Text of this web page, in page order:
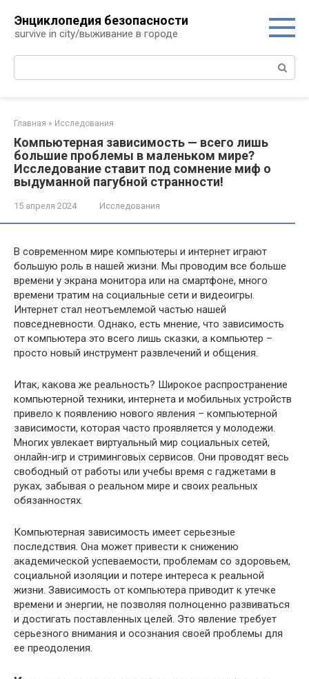
контенту
Энциклопедия безопасности
survive in city/выживание в городе
Поиск:
Главная » Исследования
Компьютерная зависимость — всего лишь
большие проблемы в маленьком мире?
Исследование ставит под сомнение миф о
выдуманной пагубной странности!
15 апреля 2024 Исследования
В современном мире компьютеры и интернет играют
большую роль в нашей жизни. Мы проводим все больше
времени у экрана монитора или на смартфоне, много
времени тратим на социальные сети и видеоигры.
Интернет стал неотъемлемой частью нашей
повседневности. Однако, есть мнение, что зависимость
от компьютера это всего лишь сказки, а компьютер –
просто новый инструмент развлечений и общения.
Итак, какова же реальность? Широкое распространение
компьютерной техники, интернета и мобильных устройств
привело к появлению нового явления – компьютерной
зависимости, которая часто проявляется у молодежи.
Многих увлекает виртуальный мир социальных сетей,
онлайн-игр и стриминговых сервисов. Они проводят весь
свободный от работы или учебы время с гаджетами в
руках, забывая о реальном мире и своих реальных
обязанностях.
Компьютерная зависимость имеет серьезные
последствия. Она может привести к снижению
академической успеваемости, проблемам со здоровьем,
социальной изоляции и потере интереса к реальной
жизни. Зависимость от компьютера приводит к утечке
времени и энергии, не позволяя полноценно развиваться
и достигать поставленных целей. Это явление требует
серьезного внимания и осознания своей проблемы для
ее преодоления.